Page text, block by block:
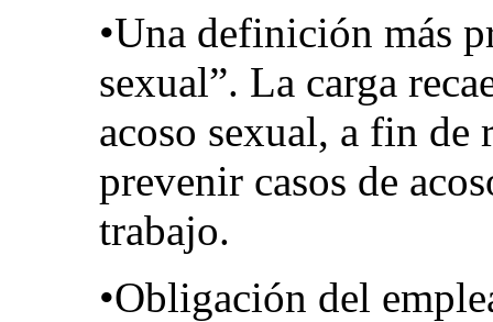
•Una definición más
sexual”. La carga
acoso sexual, a fin de
prevenir casos de
trabajo.
•Obligación del